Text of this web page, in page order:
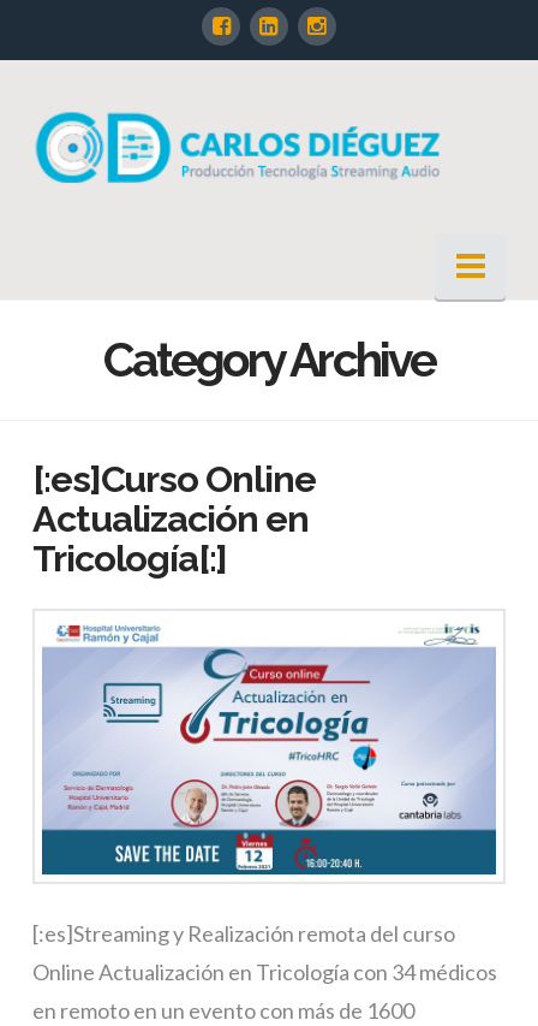
Category Archive
[:es]Curso Online
Actualización en
Tricología[:]
[:es]Streaming y Realización remota del curso
Online Actualización en Tricología con 34 médicos
en remoto en un evento con más de 1600